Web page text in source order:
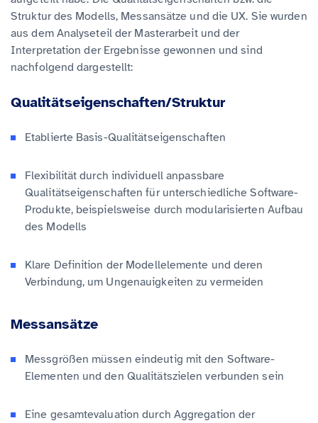
Struktur des Modells, Messansätze und die UX. Sie wurden
aus dem Analyseteil der Masterarbeit und der
Interpretation der Ergebnisse gewonnen und sind
nachfolgend dargestellt:
Qualitätseigenschaften/Struktur
Etablierte Basis-Qualitätseigenschaften
Flexibilität durch individuell anpassbare
Qualitätseigenschaften für unterschiedliche Software-
Produkte, beispielsweise durch modularisierten Aufbau
des Modells
Klare Definition der Modellelemente und deren
Verbindung, um Ungenauigkeiten zu vermeiden
Messansätze
Messgrößen müssen eindeutig mit den Software-
Elementen und den Qualitätszielen verbunden sein
Eine gesamtevaluation durch Aggregation der